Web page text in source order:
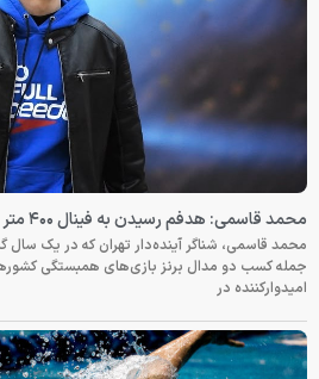
محمد قاسمی: هدفم رسیدن به فینال ۴۰۰ متر بازی‌های آسیایی ناگویاست
محمد قاسمی، شناگر آینده‌دار تهران که در یک سال
جمله کسب دو مدال برنز بازی‌های همبستگی
امیدوارکننده در